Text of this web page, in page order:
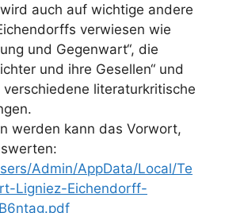
auch auf wichtige andere
verwiesen wie
und Gegenwart“, die
und ihre Gesellen“ und
verschiedene literaturkritische
werden kann das Vorwort,
Admin/AppData/Local/Te
Ligniez-Eichendorff-